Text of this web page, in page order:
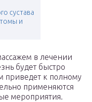
сустава
и
в лечении
будет быстро
приведет к полному
применяются
мероприятия.